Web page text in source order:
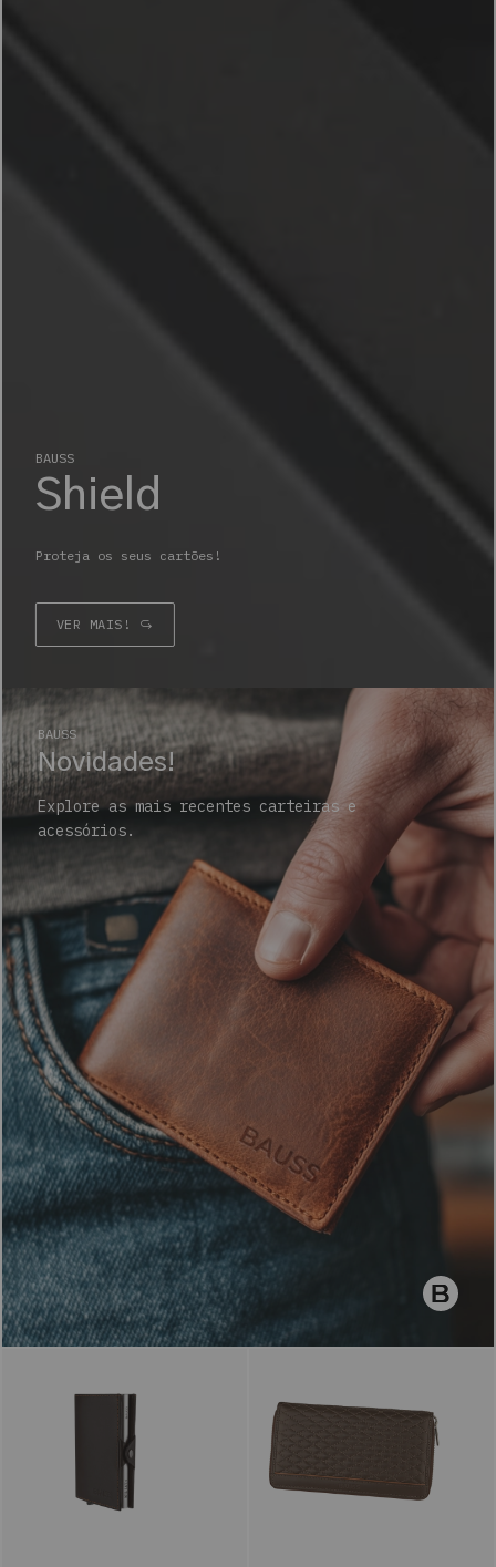
BAUSS
Shield
Proteja os seus cartões!
VER MAIS!
BAUSS
Novidades!
Explore as mais recentes carteiras e
acessórios.